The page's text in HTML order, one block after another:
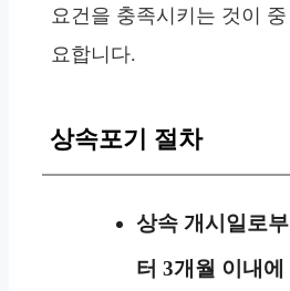
요건을 충족시키는 것이 중
요합니다.
상속포기 절차
상속 개시일로부
터 3개월 이내에